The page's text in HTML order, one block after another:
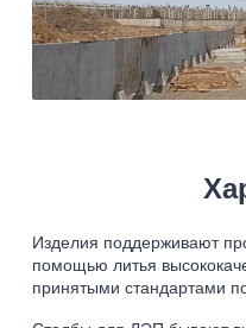
Изделия поддерживают
помощью литья
принятыми стандартами